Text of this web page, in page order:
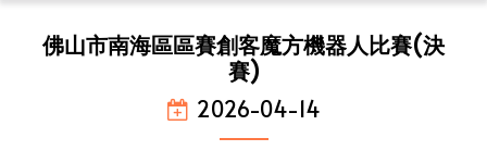
佛山市南海區區賽創客魔方機器人比賽(決
賽)
2026-04-14